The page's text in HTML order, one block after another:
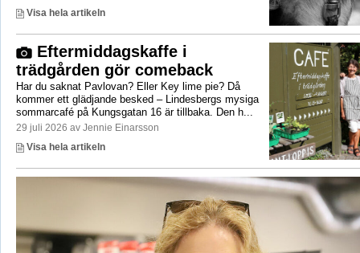
Visa hela artikeln
Eftermiddagskaffe i
trädgården gör comeback
Har du saknat Pavlovan? Eller Key lime pie? Då
kommer ett glädjande besked – Lindesbergs mysiga
sommarcafé på Kungsgatan 16 är tillbaka. Den h...
29 juli 2026 av Jennie Einarsson
Visa hela artikeln